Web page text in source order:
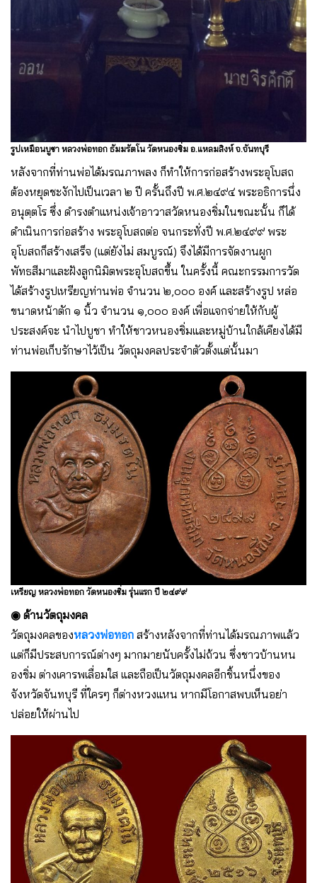
รูปเหมือนบูชา หลวงพ่อทอก ธัมมรัตโน วัดหนองซิ่ม อ.แหลมสิงห์ จ.จันทบุรี
หลังจากที่ท่านพ่อได้มรณภาพลง ก็ทําให้การก่อสร้างพระอุโบสถ
ต้องหยุดชะงักไปเป็นเวลา ๒ ปี ครั้นถึงปี พ.ศ.๒๔๙๔ พระอธิการนึ่ง
อนุตฺตโร ซึ่ง ดํารงตําแหน่งเจ้าอาวาสวัดหนองชิ่มในขณะนั้น ก็ได้
ดําเนินการก่อสร้าง พระอุโบสถต่อ จนกระทั่งปี พ.ศ.๒๔๙๙ พระ
อุโบสถก็สร้างเสร็จ (แต่ยังไม่ สมบูรณ์) จึงได้มีการจัดงานผูก
พัทธสีมาและฝังลูกนิมิตพระอุโบสถขึ้น ในครั้งนี้ คณะกรรมการวัด
ได้สร้างรูปเหรียญท่านพ่อ จํานวน ๒,๐๐๐ องค์ และสร้างรูป หล่อ
ขนาดหน้าตัก ๑ นิ้ว จํานวน ๑,๐๐๐ องค์ เพื่อแจกจ่ายให้กับผู้
ประสงค์จะ นําไปบูชา ทําให้ชาวหนองชิ่มและหมู่บ้านใกล้เคียงได้มี
ท่านพ่อเก็บรักษาไว้เป็น วัตถุมงคลประจําตัวตั้งแต่นั้นมา
เหรียญ หลวงพ่อทอก วัดหนองชิ่ม รุ่นแรก ปี ๒๔๙๙
◉ ด้านวัตถุมงคล
วัตถุมงคลของหลวงพ่อทอก สร้างหลังจากที่ท่านได้มรณภาพแล้ว
แต่ก็มีประสบการณ์ต่างๆ มากมายนับครั้งไม่ถ้วน ซึ่งชาวบ้านหน
องชิ่ม ต่างเคารพเลื่อมใส และถือเป็นวัตถุมงคลอีกชิ้นหนึ่งของ
จังหวัดจันทบุรี ที่ใครๆ ก็ต่างหวงแหน หากมีโอกาสพบเห็นอย่า
ปล่อยให้ผ่านไป